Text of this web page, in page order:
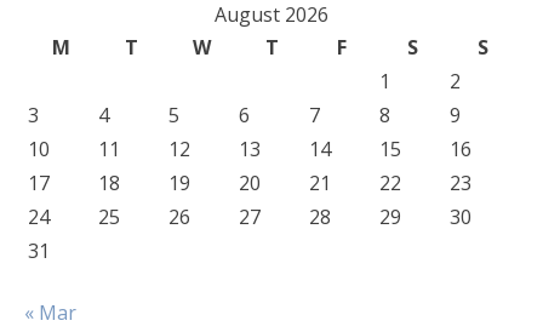
August 2026
M
T W T F S
S
1
2
3
4 5 6 7 8
9
10
11 12 13 14 15
16
17
18 19 20 21 22
23
24
25 26 27 28 29
30
31
« Mar